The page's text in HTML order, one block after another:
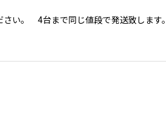
い。 4台まで同じ値段で発送致します。